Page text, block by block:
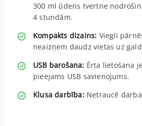
300 ml ūdens tvertne
4 stundām.
Kompakts dizains: Viegli
neaizņem daudz vietas uz
USB barošana: Ērta lietošana
pieejams USB savienojums.
Klusa darbība:Netraucē